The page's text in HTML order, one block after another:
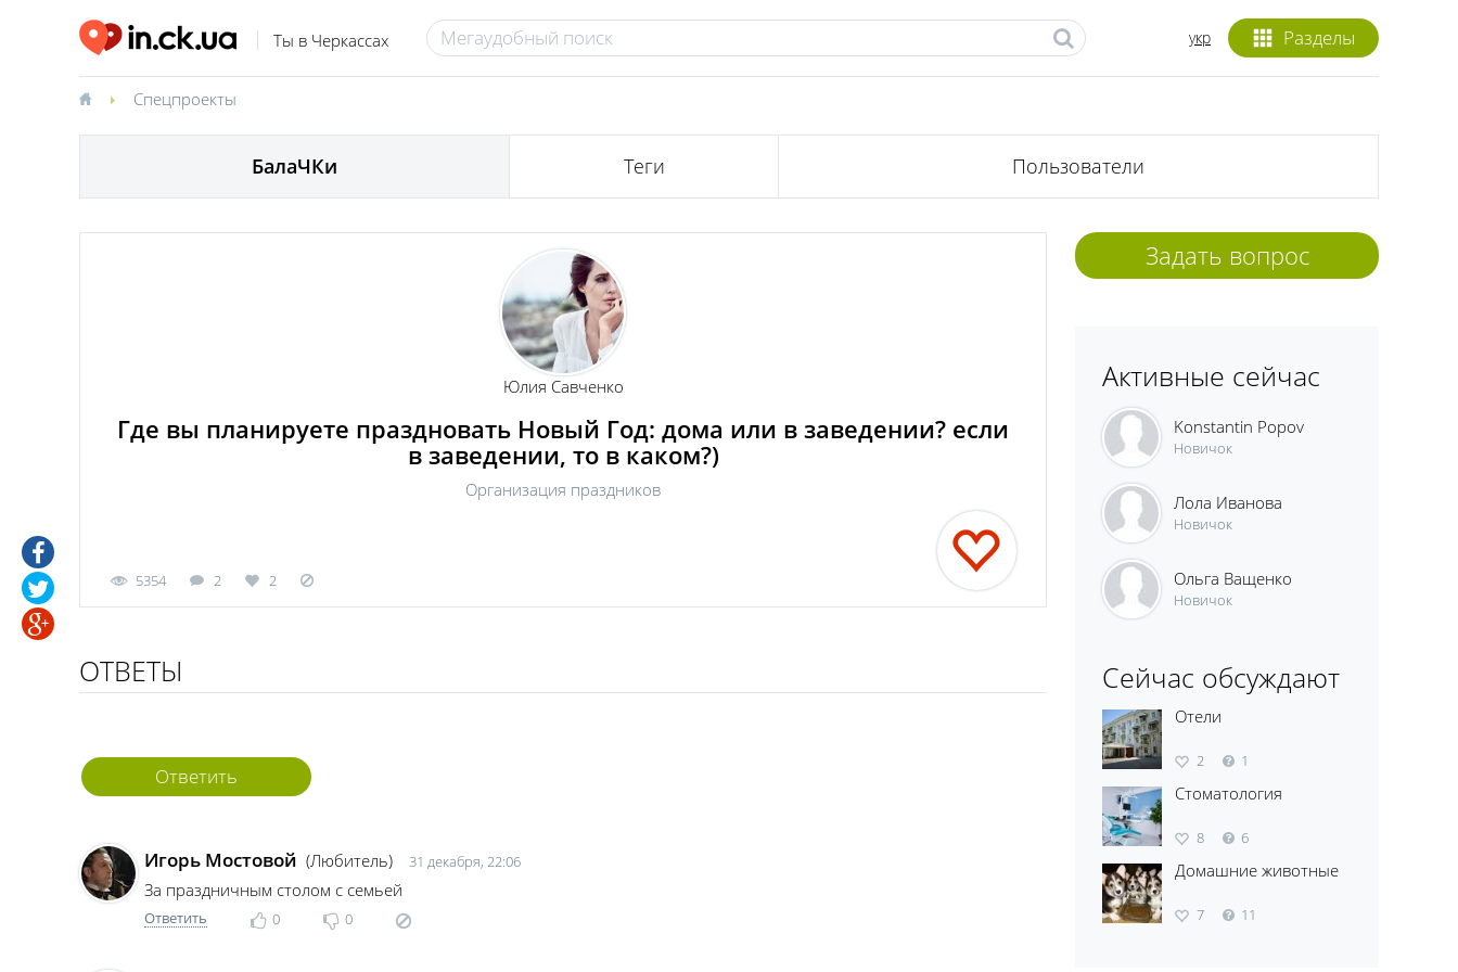
Ты в Черкассах Разделы
укр
Спецпроекты
БалаЧКи Теги Пользователи
Юлия Савченко
Где вы планируете праздновать Новый Год: дома или в заведении? если
в заведении, то в каком?)
Организация праздников
5354 2 2
ОТВЕТЫ
Ответить
Игорь Мостовой (Любитель) 31 декабря, 22:06
За праздничным столом с семьей
Ответить 0 0
Задать вопрос
Активные сейчас
Konstantin Popov
Новичок
Лола Иванова
Новичок
Ольга Ващенко
Новичок
Сейчас обсуждают
Отели
2 1
Стоматология
8 6
Домашние животные
7 11